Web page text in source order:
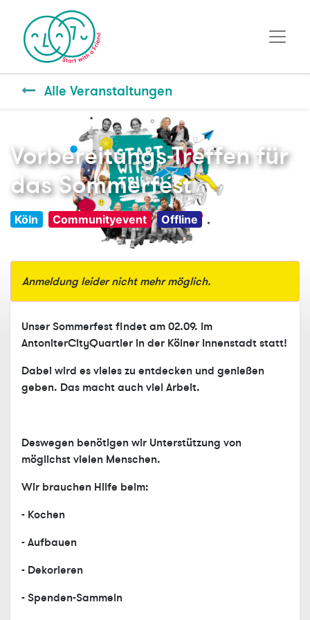
Alle Veranstaltungen
Vorbereitungs-Treffen für
das Sommerfest
Köln Communityevent Offline
Anmeldung leider nicht mehr möglich.
Unser Sommerfest findet am 02.09. im
AntoniterCityQuartier in der Kölner Innenstadt statt!
Dabei wird es vieles zu entdecken und genießen
geben. Das macht auch viel Arbeit.
Deswegen benötigen wir Unterstützung von
möglichst vielen Menschen.
Wir brauchen Hilfe beim:
- Kochen
- Aufbauen
- Dekorieren
- Spenden-Sammeln